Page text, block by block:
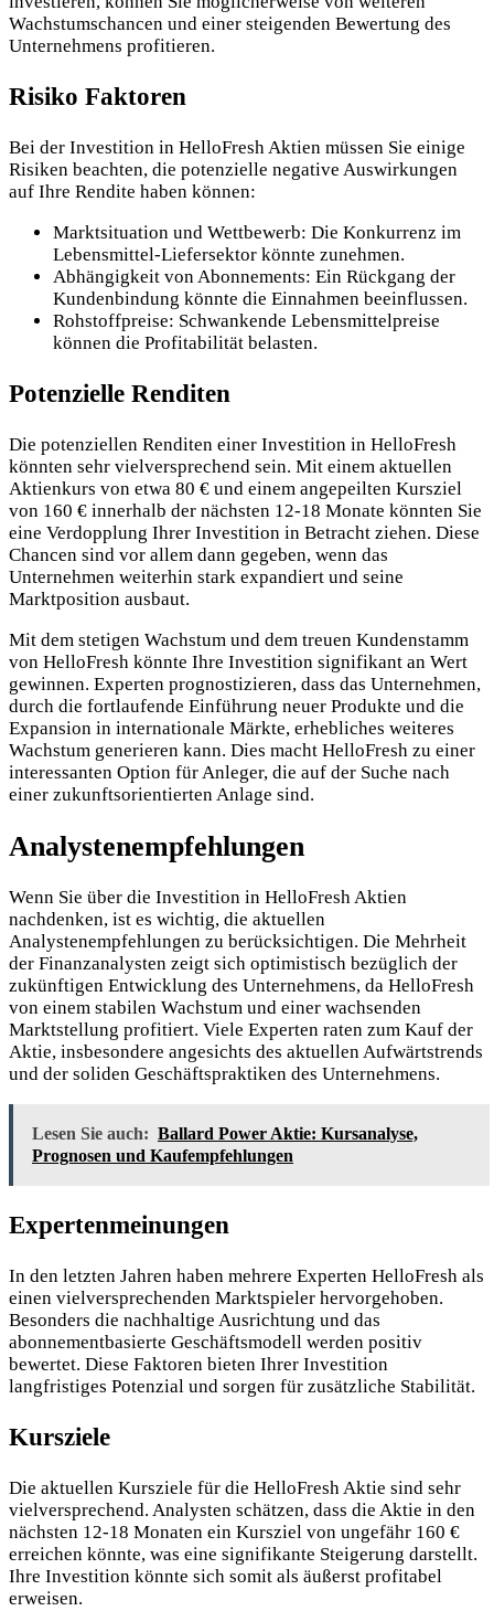
Wachstumschancen und einer steigenden Bewertung des
Unternehmens profitieren.
Risiko Faktoren
Bei der Investition in HelloFresh Aktien müssen Sie einige
Risiken beachten, die potenzielle negative Auswirkungen
auf Ihre Rendite haben können:
Marktsituation und Wettbewerb: Die Konkurrenz im
Lebensmittel-Liefersektor könnte zunehmen.
Abhängigkeit von Abonnements: Ein Rückgang der
Kundenbindung könnte die Einnahmen beeinflussen.
Rohstoffpreise: Schwankende Lebensmittelpreise
können die Profitabilität belasten.
Potenzielle Renditen
Die potenziellen Renditen einer Investition in HelloFresh
könnten sehr vielversprechend sein. Mit einem aktuellen
Aktienkurs von etwa 80 € und einem angepeilten Kursziel
von 160 € innerhalb der nächsten 12-18 Monate könnten Sie
eine Verdopplung Ihrer Investition in Betracht ziehen. Diese
Chancen sind vor allem dann gegeben, wenn das
Unternehmen weiterhin stark expandiert und seine
Marktposition ausbaut.
Mit dem stetigen Wachstum und dem treuen Kundenstamm
von HelloFresh könnte Ihre Investition signifikant an Wert
gewinnen. Experten prognostizieren, dass das Unternehmen,
durch die fortlaufende Einführung neuer Produkte und die
Expansion in internationale Märkte, erhebliches weiteres
Wachstum generieren kann. Dies macht HelloFresh zu einer
interessanten Option für Anleger, die auf der Suche nach
einer zukunftsorientierten Anlage sind.
Analystenempfehlungen
Wenn Sie über die Investition in HelloFresh Aktien
nachdenken, ist es wichtig, die aktuellen
Analystenempfehlungen zu berücksichtigen. Die Mehrheit
der Finanzanalysten zeigt sich optimistisch bezüglich der
zukünftigen Entwicklung des Unternehmens, da HelloFresh
von einem stabilen Wachstum und einer wachsenden
Marktstellung profitiert. Viele Experten raten zum Kauf der
Aktie, insbesondere angesichts des aktuellen Aufwärtstrends
und der soliden Geschäftspraktiken des Unternehmens.
Lesen Sie auch: Ballard Power Aktie: Kursanalyse,
Prognosen und Kaufempfehlungen
Expertenmeinungen
In den letzten Jahren haben mehrere Experten HelloFresh als
einen vielversprechenden Marktspieler hervorgehoben.
Besonders die nachhaltige Ausrichtung und das
abonnementbasierte Geschäftsmodell werden positiv
bewertet. Diese Faktoren bieten Ihrer Investition
langfristiges Potenzial und sorgen für zusätzliche Stabilität.
Kursziele
Die aktuellen Kursziele für die HelloFresh Aktie sind sehr
vielversprechend. Analysten schätzen, dass die Aktie in den
nächsten 12-18 Monaten ein Kursziel von ungefähr 160 €
erreichen könnte, was eine signifikante Steigerung darstellt.
Ihre Investition könnte sich somit als äußerst profitabel
erweisen.